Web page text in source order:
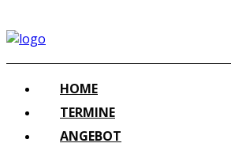
HOME
TERMINE
ANGEBOT